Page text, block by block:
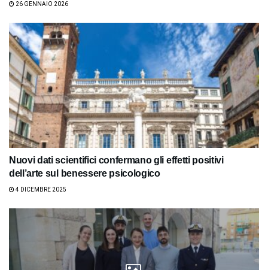
26 GENNAIO 2026
Nuovi dati scientifici confermano gli effetti positivi
dell’arte sul benessere psicologico
4 DICEMBRE 2025